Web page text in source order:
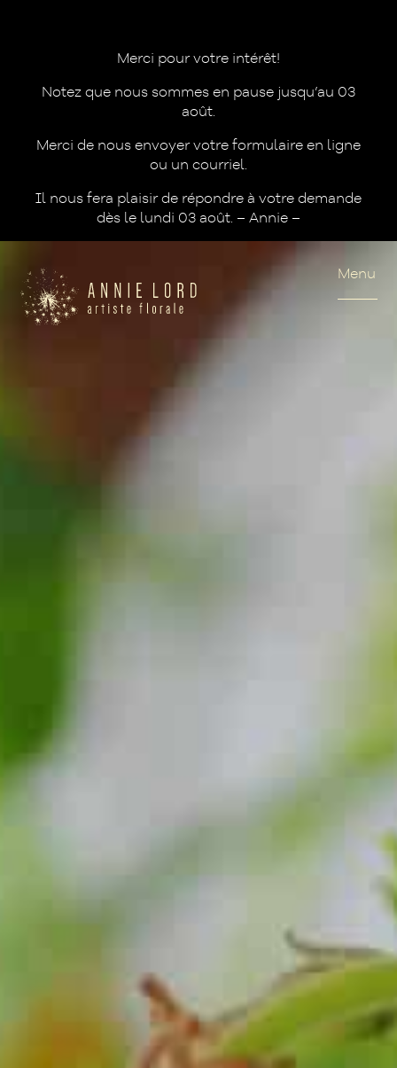
Merci pour votre intérêt!
Notez que nous sommes en pause jusqu’au 03
août.
Merci de nous envoyer votre formulaire en ligne
ou un courriel.
Il nous fera plaisir de répondre à votre demande
dès le lundi 03 août. – Annie –
Menu